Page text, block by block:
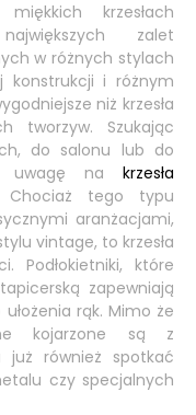
krzesłach
zalet
w różnych stylach
konstrukcji i różnym
niż krzesła
tworzyw. Szukając
do salonu lub do
uwagę na krzesła
Chociaż tego typu
aranżacjami,
vintage, to krzesła
Podłokietniki, które
zapewniają
rąk. Mimo że
kojarzone są z
również spotkać
czy specjalnych